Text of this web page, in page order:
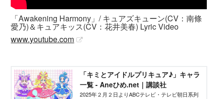
「Awakening Harmony」/ キュアズキューン(CV：南條
愛乃)＆キュアキッス(CV：花井美春) Lyric Video
www.youtube.com
「キミとアイドルプリキュア♪」キャラ
一覧 - Aneひめ.net｜講談社
2025年２月２日よりABCテレビ・テレビ朝日系列